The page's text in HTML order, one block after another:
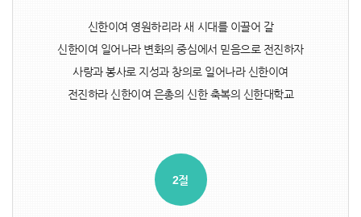
신한이여 영원하리라 새 시대를 이끌어 갈
신한이여 일어나라 변화의 중심에서 믿음으로 전진하자
사랑과 봉사로 지성과 창의로 일어나라 신한이여
전진하라 신한이여 은총의 신한 축복의 신한대학교
2절